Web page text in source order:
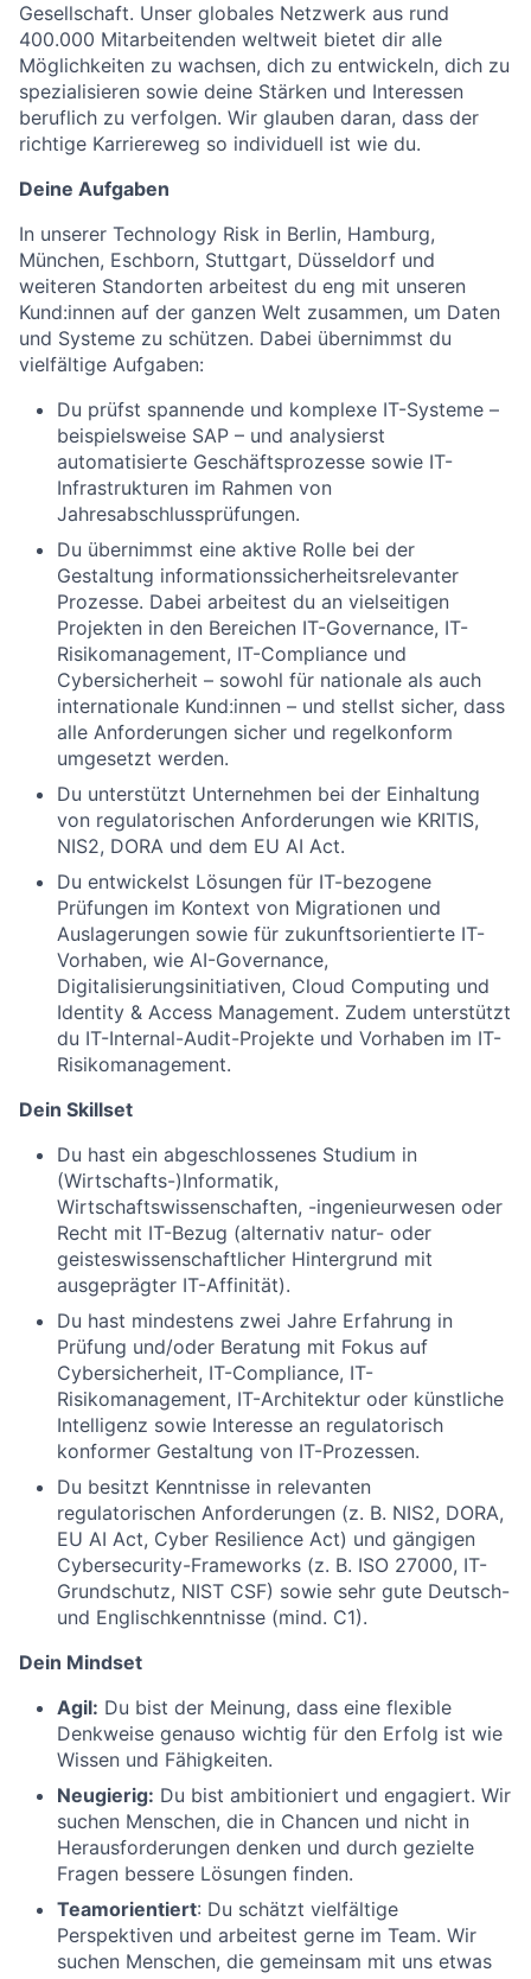
Gesellschaft. Unser globales Netzwerk aus rund
400.000 Mitarbeitenden weltweit bietet dir alle
Möglichkeiten zu wachsen, dich zu entwickeln, dich zu
spezialisieren sowie deine Stärken und Interessen
beruflich zu verfolgen. Wir glauben daran, dass der
richtige Karriereweg so individuell ist wie du.
Deine Aufgaben
In unserer Technology Risk in Berlin, Hamburg,
München, Eschborn, Stuttgart, Düsseldorf und
weiteren Standorten arbeitest du eng mit unseren
Kund:innen auf der ganzen Welt zusammen, um Daten
und Systeme zu schützen. Dabei übernimmst du
vielfältige Aufgaben:
Du prüfst spannende und komplexe IT-Systeme –
beispielsweise SAP – und analysierst
automatisierte Geschäftsprozesse sowie IT-
Infrastrukturen im Rahmen von
Jahresabschlussprüfungen.
Du übernimmst eine aktive Rolle bei der
Gestaltung informationssicherheitsrelevanter
Prozesse. Dabei arbeitest du an vielseitigen
Projekten in den Bereichen IT-Governance, IT-
Risikomanagement, IT-Compliance und
Cybersicherheit – sowohl für nationale als auch
internationale Kund:innen – und stellst sicher, dass
alle Anforderungen sicher und regelkonform
umgesetzt werden.
Du unterstützt Unternehmen bei der Einhaltung
von regulatorischen Anforderungen wie KRITIS,
NIS2, DORA und dem EU AI Act.
Du entwickelst Lösungen für IT-bezogene
Prüfungen im Kontext von Migrationen und
Auslagerungen sowie für zukunftsorientierte IT-
Vorhaben, wie AI-Governance,
Digitalisierungsinitiativen, Cloud Computing und
Identity & Access Management. Zudem unterstützt
du IT-Internal-Audit-Projekte und Vorhaben im IT-
Risikomanagement.
Dein Skillset
Du hast ein abgeschlossenes Studium in
(Wirtschafts-)Informatik,
Wirtschaftswissenschaften, -ingenieurwesen oder
Recht mit IT-Bezug (alternativ natur- oder
geisteswissenschaftlicher Hintergrund mit
ausgeprägter IT-Affinität).
Du hast mindestens zwei Jahre Erfahrung in
Prüfung und/oder Beratung mit Fokus auf
Cybersicherheit, IT-Compliance, IT-
Risikomanagement, IT-Architektur oder künstliche
Intelligenz sowie Interesse an regulatorisch
konformer Gestaltung von IT-Prozessen.
Du besitzt Kenntnisse in relevanten
regulatorischen Anforderungen (z. B. NIS2, DORA,
EU AI Act, Cyber Resilience Act) und gängigen
Cybersecurity-Frameworks (z. B. ISO 27000, IT-
Grundschutz, NIST CSF) sowie sehr gute Deutsch-
und Englischkenntnisse (mind. C1).
Dein Mindset
Agil: Du bist der Meinung, dass eine flexible
Denkweise genauso wichtig für den Erfolg ist wie
Wissen und Fähigkeiten.
Neugierig: Du bist ambitioniert und engagiert. Wir
suchen Menschen, die in Chancen und nicht in
Herausforderungen denken und durch gezielte
Fragen bessere Lösungen finden.
Teamorientiert: Du schätzt vielfältige
Perspektiven und arbeitest gerne im Team. Wir
suchen Menschen, die gemeinsam mit uns etwas